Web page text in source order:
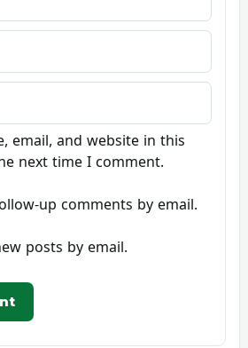
email, and website in this
next time I comment.
up comments by email.
posts by email.